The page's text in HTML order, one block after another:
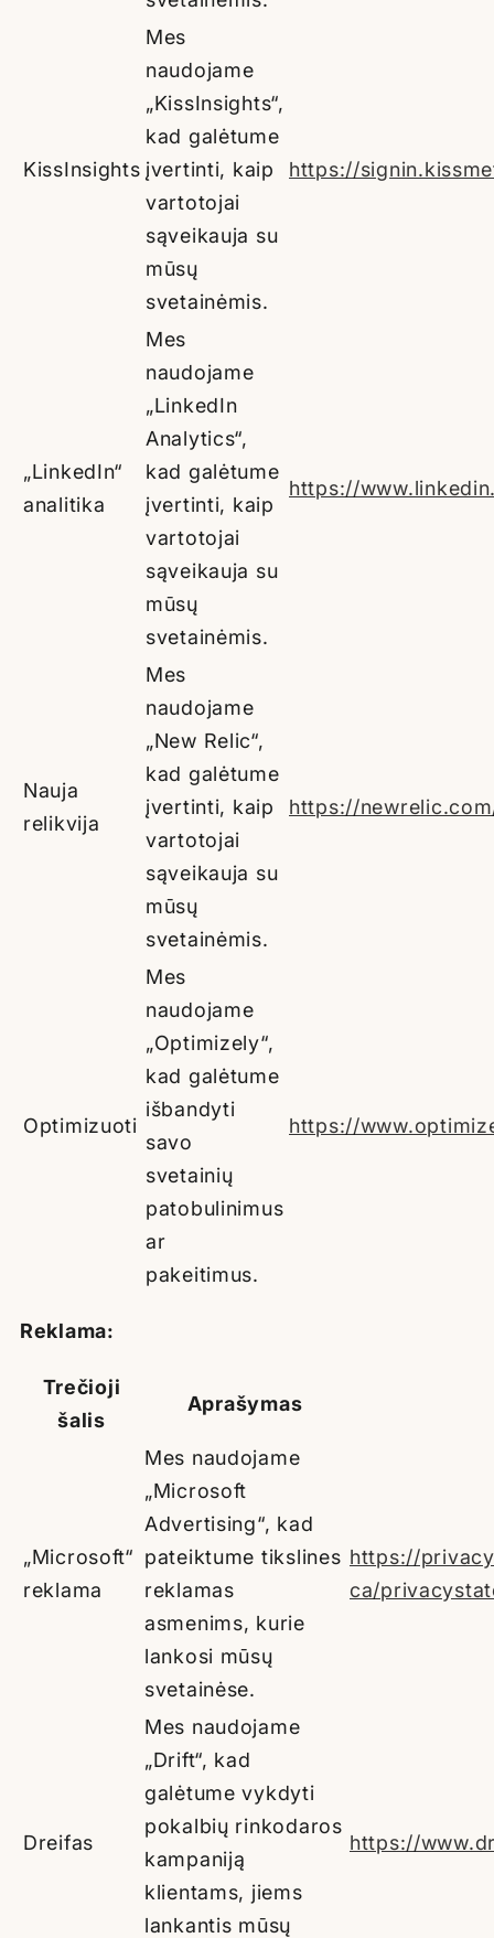
KissInsights
Mes
naudojame
„KissInsights“,
kad galėtume
įvertinti, kaip
vartotojai
sąveikauja su
mūsų
svetainėmis.
https://
„LinkedIn“
analitika
Mes
naudojame
„LinkedIn
Analytics“,
kad galėtume
įvertinti, kaip
vartotojai
sąveikauja su
mūsų
svetainėmis.
https://
Nauja
relikvija
Mes
naudojame
„New Relic“,
kad galėtume
įvertinti, kaip
vartotojai
sąveikauja su
mūsų
svetainėmis.
https://
Optimizuoti
Mes
naudojame
„Optimizely“,
kad galėtume
išbandyti
savo
svetainių
patobulinimus
ar
pakeitimus.
https://
Reklama:
Trečioji
šalis
Aprašymas
„Microsoft“
reklama
Mes naudojame
„Microsoft
Advertising“, kad
pateiktume tikslines
reklamas
asmenims, kurie
lankosi mūsų
svetainėse.
https://
ca/
Dreifas
Mes naudojame
„Drift“, kad
galėtume vykdyti
pokalbių rinkodaros
kampaniją
klientams, jiems
lankantis mūsų
https://